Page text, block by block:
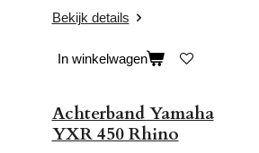
Bekijk details
In winkelwagen
Achterband Yamaha
YXR 450 Rhino